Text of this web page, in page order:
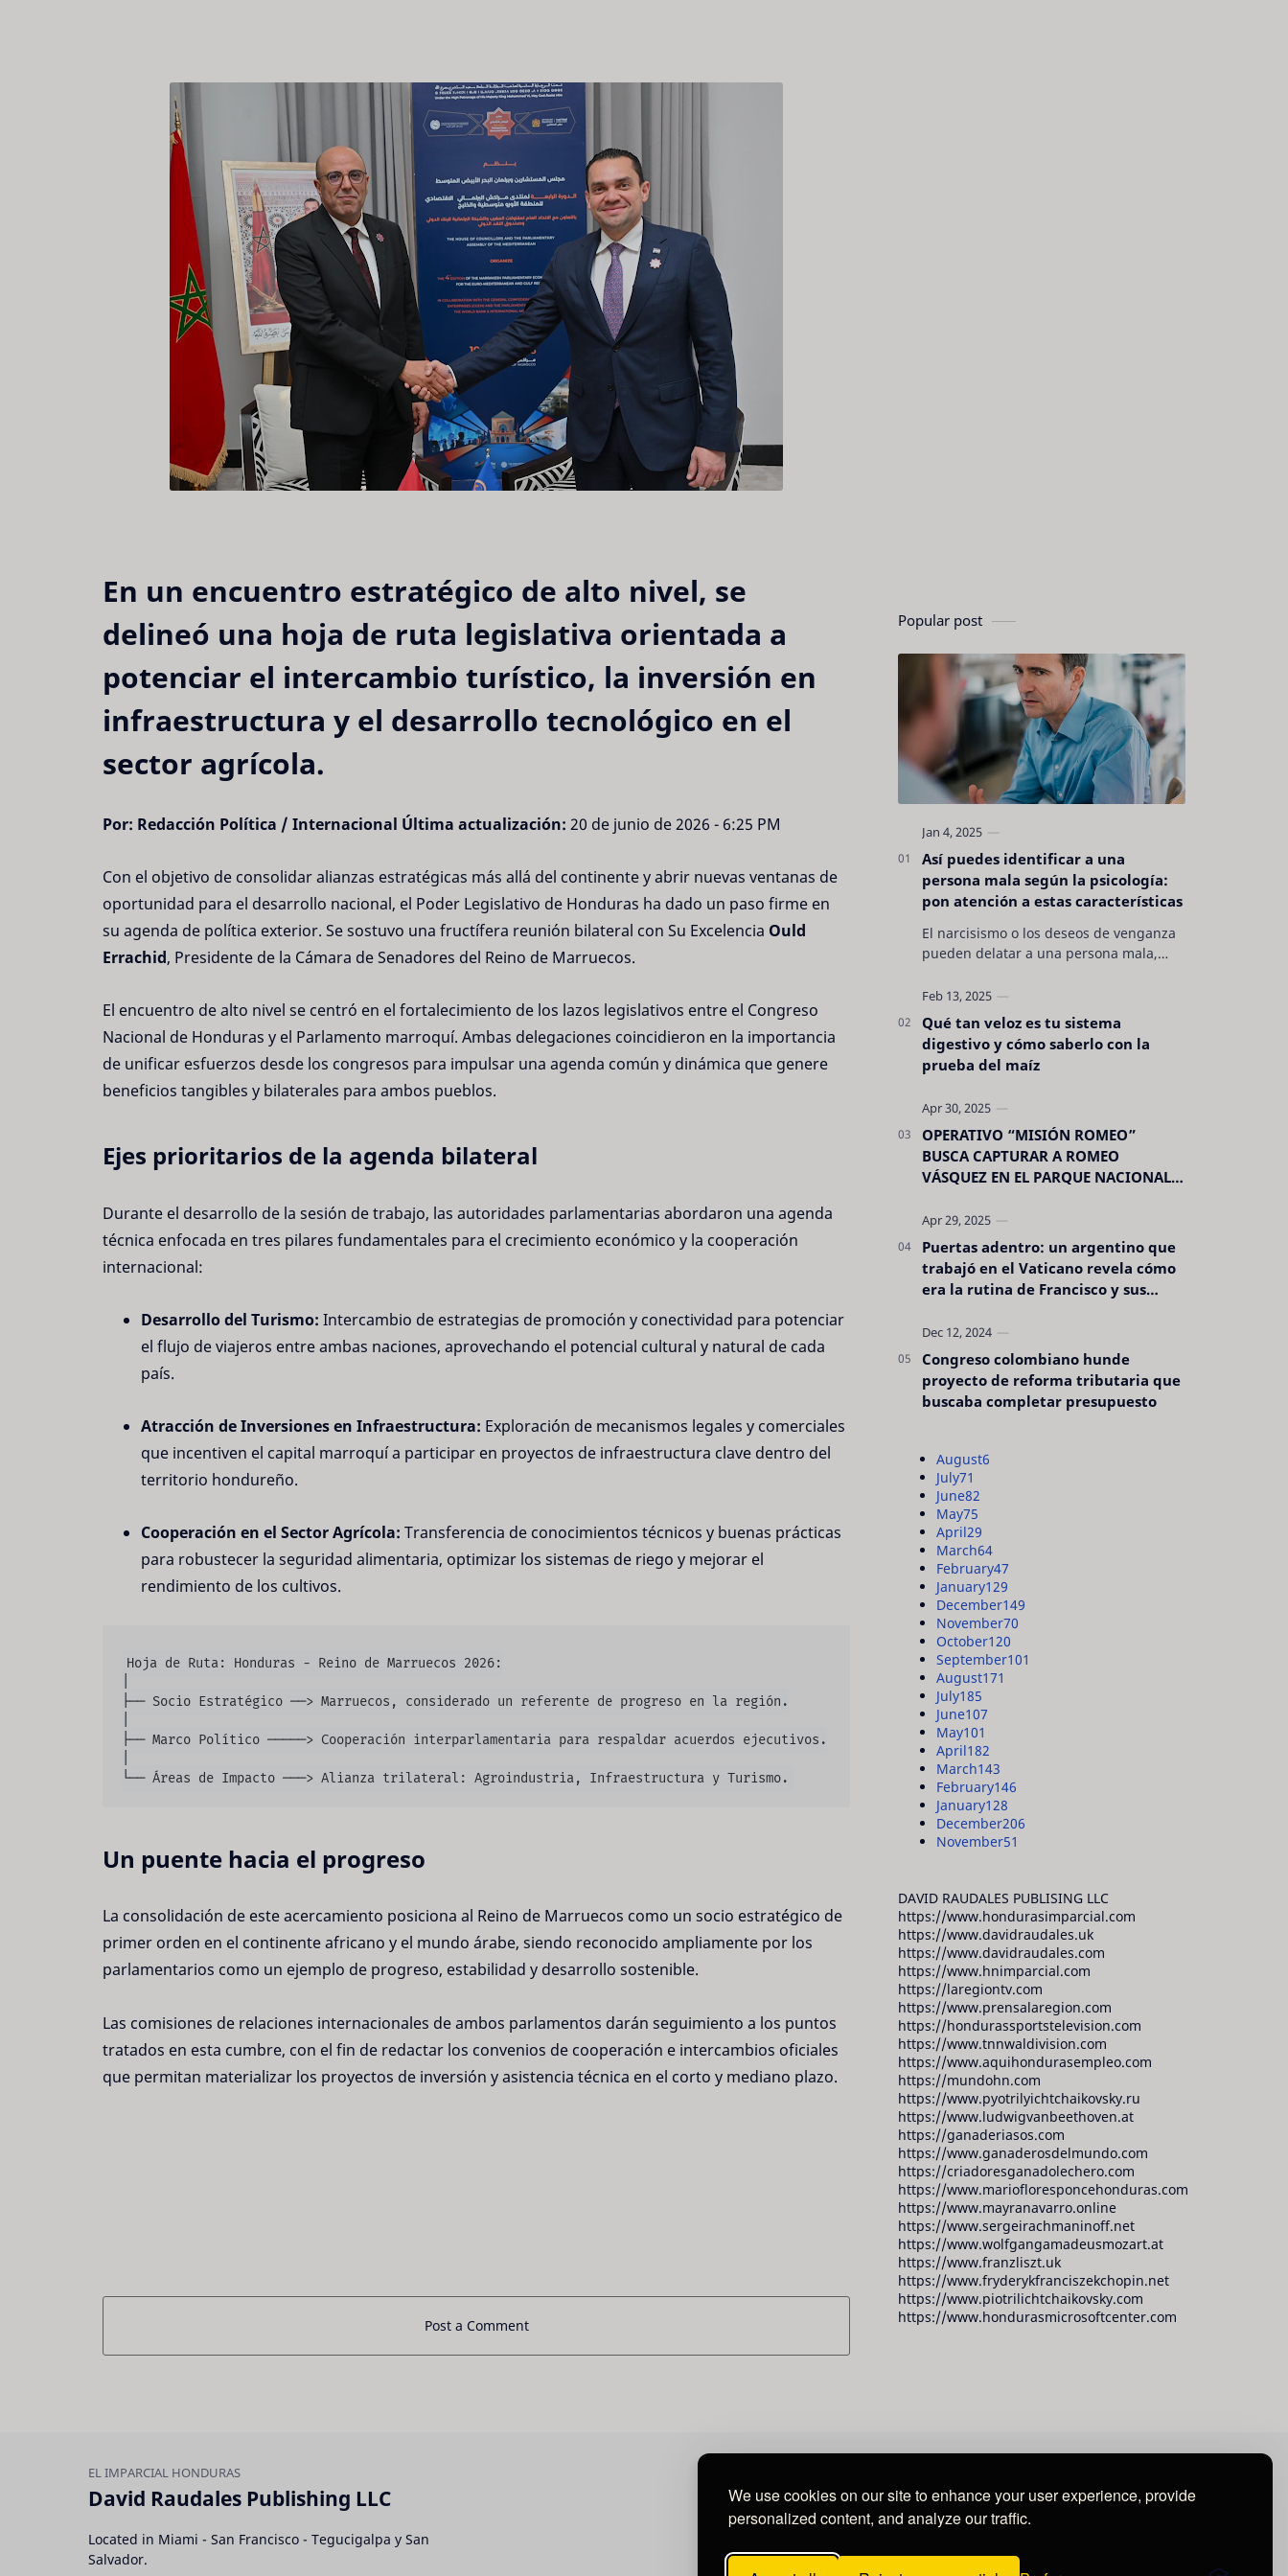
We use cookies on our site to enhance your user experience, provide
personalized content, and analyze our traffic.
En un encuentro estratégico de alto nivel, se
delineó una hoja de ruta legislativa orientada a
potenciar el intercambio turístico, la inversión en
infraestructura y el desarrollo tecnológico en el
sector agrícola.
Por: Redacción Política / Internacional Última actualización: 20 de junio de 2026 - 6:25 PM
Con el objetivo de consolidar alianzas estratégicas más allá del continente y abrir nuevas ventanas de
oportunidad para el desarrollo nacional, el Poder Legislativo de Honduras ha dado un paso firme en
su agenda de política exterior. Se sostuvo una fructífera reunión bilateral con Su Excelencia Ould
Errachid, Presidente de la Cámara de Senadores del Reino de Marruecos.
El encuentro de alto nivel se centró en el fortalecimiento de los lazos legislativos entre el Congreso
Nacional de Honduras y el Parlamento marroquí. Ambas delegaciones coincidieron en la importancia
de unificar esfuerzos desde los congresos para impulsar una agenda común y dinámica que genere
beneficios tangibles y bilaterales para ambos pueblos.
Ejes prioritarios de la agenda bilateral
Durante el desarrollo de la sesión de trabajo, las autoridades parlamentarias abordaron una agenda
técnica enfocada en tres pilares fundamentales para el crecimiento económico y la cooperación
internacional:
Desarrollo del Turismo: Intercambio de estrategias de promoción y conectividad para potenciar
el flujo de viajeros entre ambas naciones, aprovechando el potencial cultural y natural de cada
país.
Atracción de Inversiones en Infraestructura: Exploración de mecanismos legales y comerciales
que incentiven el capital marroquí a participar en proyectos de infraestructura clave dentro del
territorio hondureño.
Cooperación en el Sector Agrícola: Transferencia de conocimientos técnicos y buenas prácticas
para robustecer la seguridad alimentaria, optimizar los sistemas de riego y mejorar el
rendimiento de los cultivos.
Hoja de Ruta: Honduras - Reino de Marruecos 2026:
├── Socio Estratégico ──> Marruecos, considerado un referente de progreso en la región.
├── Marco Político ─────> Cooperación interparlamentaria para respaldar acuerdos ejecutivos.
Un puente hacia el progreso
La consolidación de este acercamiento posiciona al Reino de Marruecos como un socio estratégico de
primer orden en el continente africano y el mundo árabe, siendo reconocido ampliamente por los
parlamentarios como un ejemplo de progreso, estabilidad y desarrollo sostenible.
Las comisiones de relaciones internacionales de ambos parlamentos darán seguimiento a los puntos
tratados en esta cumbre, con el fin de redactar los convenios de cooperación e intercambios oficiales
que permitan materializar los proyectos de inversión y asistencia técnica en el corto y mediano plazo.
Post a Comment
Popular post
Así puedes identificar a una
persona mala según la psicología:
pon atención a estas características
El narcisismo o los deseos de venganza
pueden delatar a una persona mala,
evidentes. Conocerlas puede pro…
Qué tan veloz es tu sistema
digestivo y cómo saberlo con la
prueba del maíz
OPERATIVO “MISIÓN ROMEO”
BUSCA CAPTURAR A ROMEO
VÁSQUEZ EN EL PARQUE NACIONAL
Puertas adentro: un argentino que
trabajó en el Vaticano revela cómo
era la rutina de Francisco y sus
Congreso colombiano hunde
proyecto de reforma tributaria que
buscaba completar presupuesto
August6
July71
June82
May75
April29
March64
February47
January129
December149
November70
October120
September101
August171
July185
June107
May101
April182
March143
February146
January128
December206
November51
DAVID RAUDALES PUBLISING LLC
https://www.hondurasimparcial.com
https://www.davidraudales.uk
https://www.davidraudales.com
https://www.hnimparcial.com
https://laregiontv.com
https://www.prensalaregion.com
https://hondurassportstelevision.com
https://www.tnnwaldivision.com
https://www.aquihondurasempleo.com
https://mundohn.com
https://www.pyotrilyichtchaikovsky.ru
https://www.ludwigvanbeethoven.at
https://ganaderiasos.com
https://www.ganaderosdelmundo.com
https://criadoresganadolechero.com
https://www.mariofloresponcehonduras.com
https://www.mayranavarro.online
https://www.sergeirachmaninoff.net
https://www.wolfgangamadeusmozart.at
https://www.franzliszt.uk
https://www.fryderykfranciszekchopin.net
https://www.piotrilichtchaikovsky.com
https://www.hondurasmicrosoftcenter.com
David Raudales Publishing LLC
Located in Miami - San Francisco - Tegucigalpa y San
Salvador.